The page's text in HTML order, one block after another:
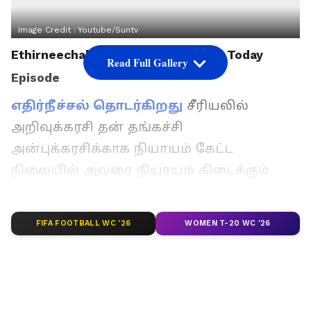
Image Credit :Youtube/suntv
Ethirneechal Thodargiradhu Serial Today
Episode
எதிர்நீச்சல் தொடர்கிறது சீரியலில்
அறிவுக்கரசி தன் தங்கச்சி
அன்புக்கரசிக்காக நியாயம் கேட்ட
நிலையில் அவரை நியாயம் கிடைக்கும்
கொடுத்துள்ளார் ஈஸ்வரி. அம்மாவின் இந்த
முடிவை தர்ஷினி எதிர்க்க, நீ இந்த
Read Full Gallery
FIFA FOOTBALL WC '26 WOMEN T-20 WC '26